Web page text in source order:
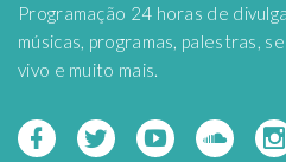
Programação 24 horas de
músicas, programas, palestras,
vivo e muito mais.